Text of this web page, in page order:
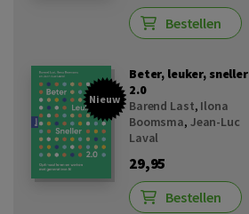
Bestellen
Nieuw
Beter, leuker, sneller
2.0
Barend Last, Ilona
Boomsma, Jean-Luc
Laval
29,95
Bestellen